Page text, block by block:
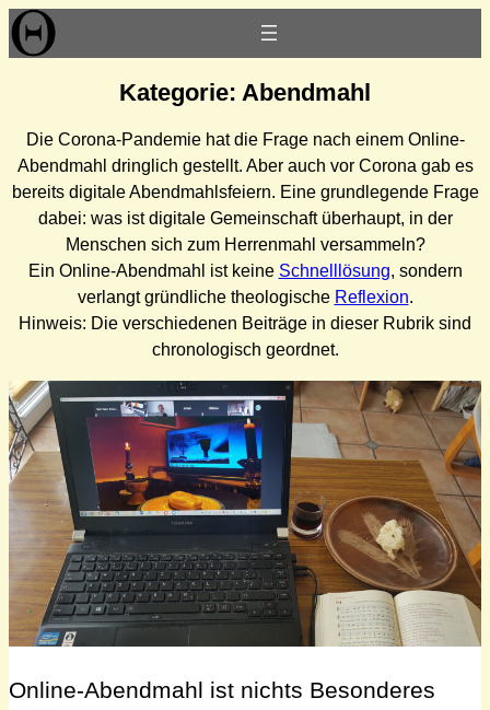
Zum
Inhalt
Kategorie: Abendmahl
Die Corona-Pandemie hat die Frage nach einem Online-
Abendmahl dringlich gestellt. Aber auch vor Corona gab es
bereits digitale Abendmahlsfeiern. Eine grundlegende Frage
dabei: was ist digitale Gemeinschaft überhaupt, in der
Menschen sich zum Herrenmahl versammeln?
Ein Online-Abendmahl ist keine Schnelllösung, sondern
verlangt gründliche theologische Reflexion.
Hinweis: Die verschiedenen Beiträge in dieser Rubrik sind
chronologisch geordnet.
Online-Abendmahl ist nichts Besonderes